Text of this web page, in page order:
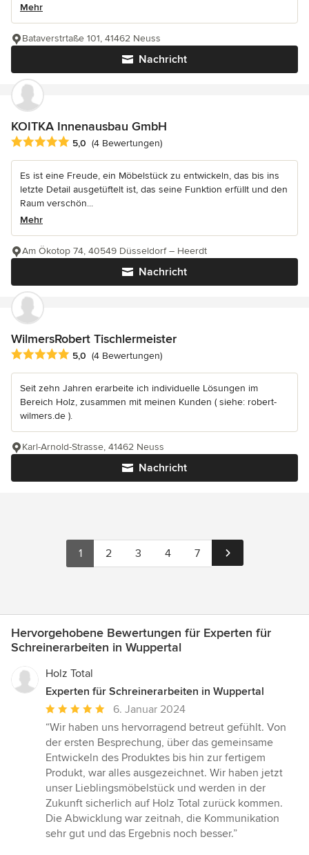
Mehr
Nachricht
Bataverstrtaße 101, 41462 Neuss
KOITKA Innenausbau GmbH
Durchschnittliche Bewertung: 5 von 5 Sternen
5,0 (4 Bewertungen)
Es ist eine Freude, ein Möbelstück zu entwickeln, das bis ins
letzte Detail ausgetüftelt ist, das seine Funktion erfüllt und den
Raum verschön...
Mehr
Nachricht
Am Ökotop 74, 40549 Düsseldorf – Heerdt
WilmersRobert Tischlermeister
Durchschnittliche Bewertung: 5 von 5 Sternen
5,0 (4 Bewertungen)
Seit zehn Jahren erarbeite ich individuelle Lösungen im
Bereich Holz, zusammen mit meinen Kunden ( siehe: robert-
wilmers.de ).
Nachricht
Karl-Arnold-Strasse, 41462 Neuss
1 2 3 4 7
Hervorgehobene Bewertungen für Experten für
Schreinerarbeiten in Wuppertal
Holz Total
Experten für Schreinerarbeiten in Wuppertal
Durchschnittliche
Bewertung:
5
von
5
Sternen
6. Januar 2024
“Wir haben uns hervorragend betreut gefühlt. Von
der ersten Besprechung, über das gemeinsame
Entwickeln des Produktes bis hin zur fertigem
Produkt, war alles ausgezeichnet. Wir haben jetzt
unser Lieblingsmöbelstück und werden in der
Zukunft sicherlich auf Holz Total zurück kommen.
Die Abwicklung war zeitnah, die Kommunikation
sehr gut und das Ergebnis noch besser.”